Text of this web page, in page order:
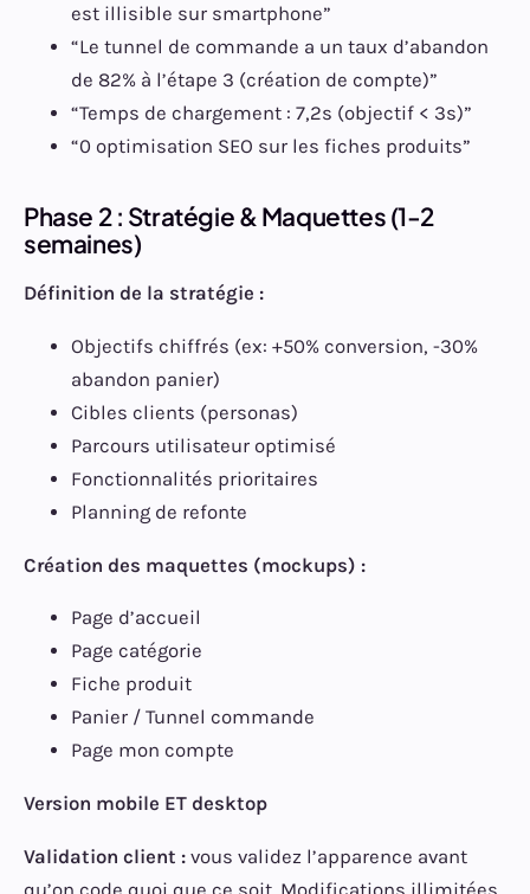
est illisible sur smartphone”
“Le tunnel de commande a un taux d’abandon
de 82% à l’étape 3 (création de compte)”
“Temps de chargement : 7,2s (objectif < 3s)”
“0 optimisation SEO sur les fiches produits”
Phase 2 : Stratégie & Maquettes (1-2
semaines)
Définition de la stratégie :
Objectifs chiffrés (ex: +50% conversion, -30%
abandon panier)
Cibles clients (personas)
Parcours utilisateur optimisé
Fonctionnalités prioritaires
Planning de refonte
Création des maquettes (mockups) :
Page d’accueil
Page catégorie
Fiche produit
Panier / Tunnel commande
Page mon compte
Version mobile ET desktop
Validation client : vous validez l’apparence avant